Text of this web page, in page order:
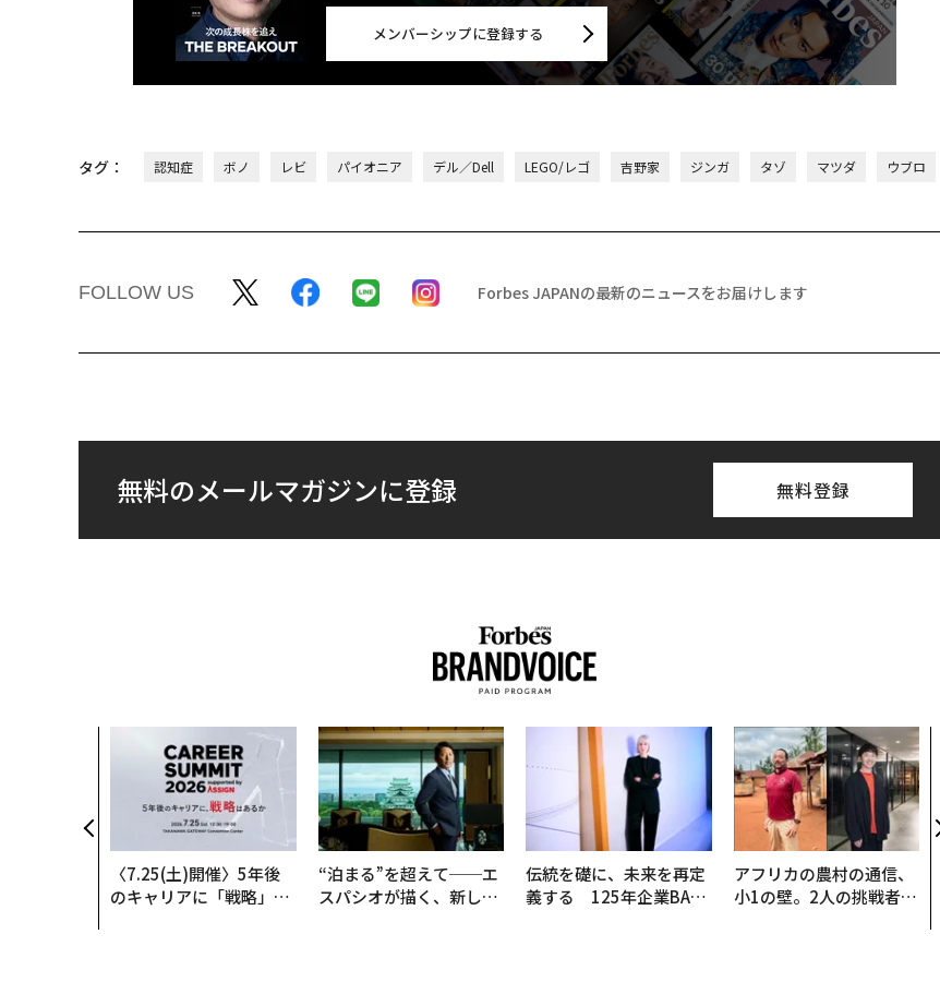
メンバーシップに登録する
タグ： 認知症 ボノ レビ パイオニア デル／Dell LEGO/レゴ 吉野家 ジンガ タゾ マツダ ウブロ
FOLLOW US Forbes JAPANの最新のニュースをお届けします
無料のメールマガジンに登録 無料登録
〈7.25(土)開催〉5年後
のキャリアに「戦略」は
“泊まる”を超えて──エ
スパシオが描く、新しい
伝統を礎に、未来を再定
義する 125年企業BAT
アフリカの農村の通信、
小1の壁。2人の挑戦者が